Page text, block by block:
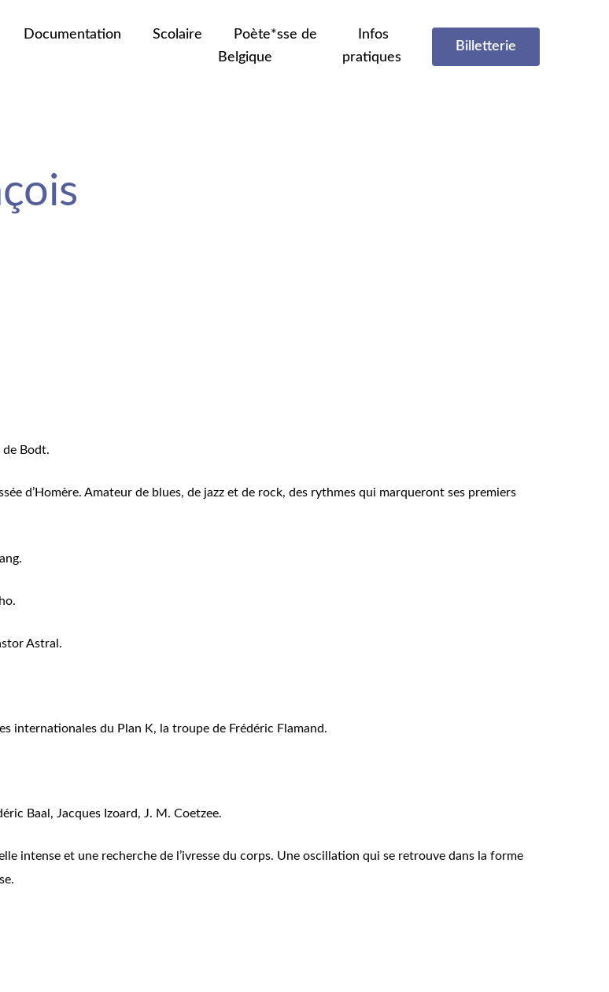
Documentation Scolaire
Poète*sse de
Belgique
Infos
pratiques
Billetterie
de Bodt.
d’Homère. Amateur de blues, de jazz et de rock, des rythmes qui marqueront ses premiers
Astral.
internationales du Plan K, la troupe de Frédéric Flamand.
Baal, Jacques Izoard, J. M. Coetzee.
intense et une recherche de l’ivresse du corps. Une oscillation qui se retrouve dans la forme